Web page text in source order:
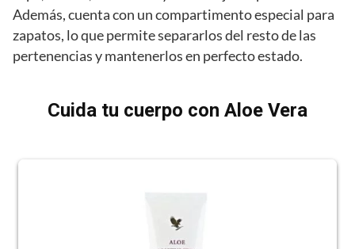
Además, cuenta con un compartimento especial para
zapatos, lo que permite separarlos del resto de las
pertenencias y mantenerlos en perfecto estado.
Cuida tu cuerpo con Aloe Vera